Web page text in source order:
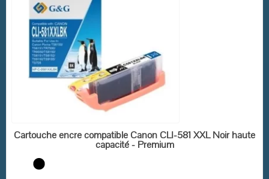
EN STOCK
Cartouche encre compatible Canon CLI-581 XXL Noir haute
capacité - Premium